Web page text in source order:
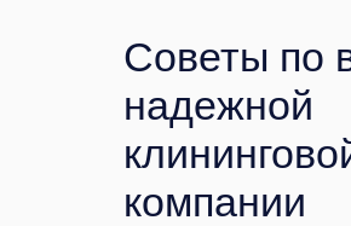
Советы по
надежной
компании